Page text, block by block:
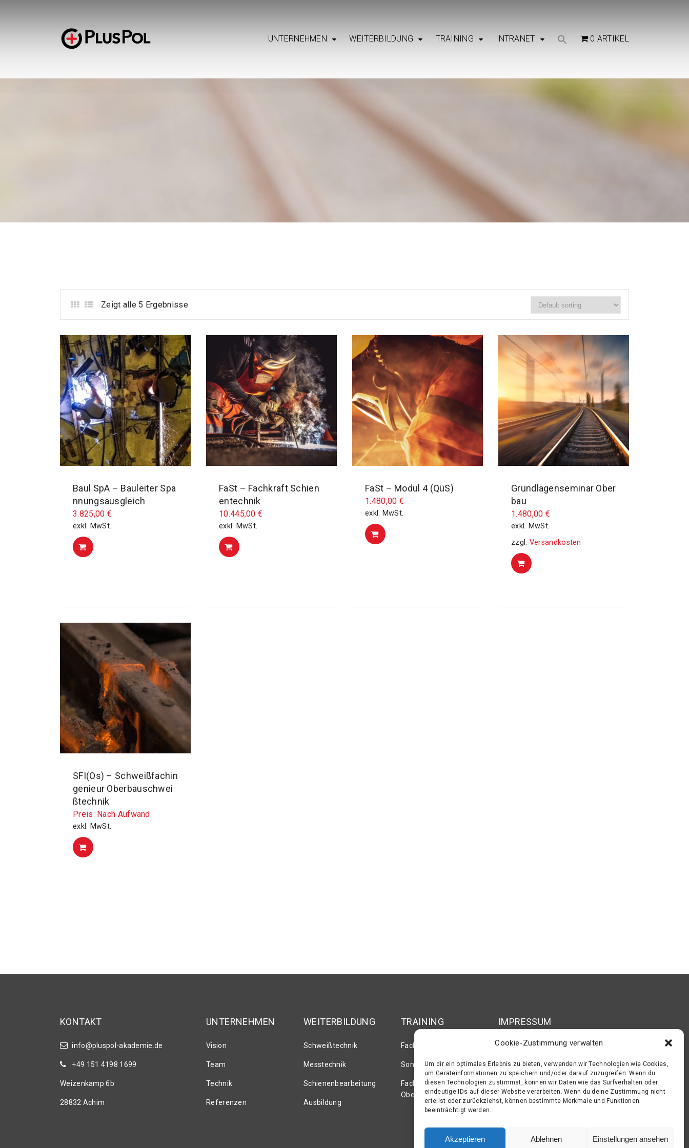
Cookie-Zustimmung verwalten
Um dir ein optimales Erlebnis zu bieten, verwenden wir Technologien wie Cookies,
um Geräteinformationen zu speichern und/oder darauf zuzugreifen. Wenn du
diesen Technologien zustimmst, können wir Daten wie das Surfverhalten oder
eindeutige IDs auf dieser Website verarbeiten. Wenn du deine Zustimmung nicht
erteilst oder zurückziehst, können bestimmte Merkmale und Funktionen
beeinträchtigt werden.
Akzeptieren Ablehnen Einstellungen ansehen
UNTERNEHMEN WEITERBILDUNG TRAINING INTRANET 0 ARTIKEL
Zeigt alle 5 Ergebnisse
Baul SpA – Bauleiter Spa
nnungsausgleich
3.825,00 €
exkl. MwSt.
FaSt – Fachkraft Schien
entechnik
10.445,00 €
exkl. MwSt.
FaSt – Modul 4 (QüS)
1.480,00 €
exkl. MwSt.
Grundlagenseminar Ober
bau
1.480,00 €
exkl. MwSt.
zzgl. Versandkosten
SFI(Os) – Schweißfachin
genieur Oberbauschwei
ßtechnik
Preis: Nach Aufwand
exkl. MwSt.
KONTAKT
info@pluspol-akademie.de
+49 151 4198 1699
Weizenkamp 6b
28832 Achim
UNTERNEHMEN
Vision
Team
Technik
Referenzen
WEITERBILDUNG
Schweißtechnik
Messtechnik
Schienenbearbeitung
Ausbildung
TRAINING
Fachvorträge
Sonderlehrgänge
Fachtagung
Oberbauschweisstechnik
IMPRESSUM
Impressum
Datenschutz
AGB’s